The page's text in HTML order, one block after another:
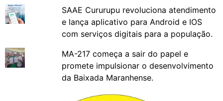
SAAE Cururupu revoluciona atendimento
e lança aplicativo para Android e IOS
com serviços digitais para a população.
MA-217 começa a sair do papel e
promete impulsionar o desenvolvimento
da Baixada Maranhense.